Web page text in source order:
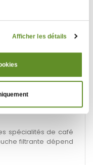
Afficher les détails
spécialités de café
filtrante dépend